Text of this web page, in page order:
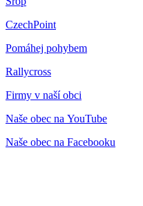
CzechPoint
Pomáhej pohybem
Rallycross
Firmy v naší obci
Naše obec na YouTube
Naše obec na Facebooku